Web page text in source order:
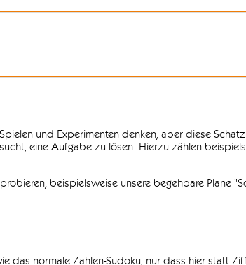
und Experimenten denken, aber diese
eine Aufgabe zu lösen. Hierzu zählen
beispielsweise unsere begehbare Plane
das normale Zahlen-Sudoku, nur dass hier statt